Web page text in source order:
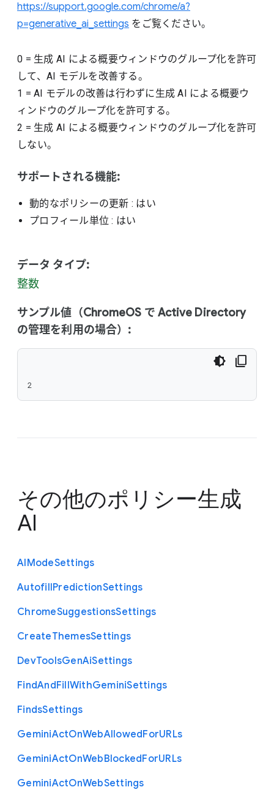
https://support.google.com/chrome/a?
p=generative_ai_settings をご覧ください。
0 = 生成 AI による概要ウィンドウのグループ化を許可
して、AI モデルを改善する。
1 =AI モデルの改善は行わずに生成 AI による概要ウ
ィンドウのグループ化を許可する。
2 = 生成 AI による概要ウィンドウのグループ化を許可
しない。
サポートされる機能:
動的なポリシーの更新 : はい
プロフィール単位 : はい
データ タイプ:
整数
サンプル値（ChromeOS で Active Directory
の管理を利用の場合）:
2
その他のポリシー生成
AI
AIModeSettings
AutofillPredictionSettings
ChromeSuggestionsSettings
CreateThemesSettings
DevToolsGenAiSettings
FindAndFillWithGeminiSettings
FindsSettings
GeminiActOnWebAllowedForURLs
GeminiActOnWebBlockedForURLs
GeminiActOnWebSettings